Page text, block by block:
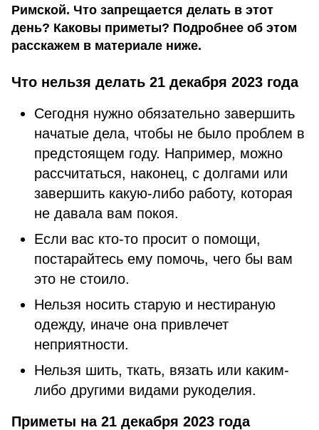
Римской. Что запрещается делать в этот
день? Каковы приметы? Подробнее об этом
расскажем в материале ниже.
Что нельзя делать 21 декабря 2023 года
Сегодня нужно обязательно завершить
начатые дела, чтобы не было проблем в
предстоящем году. Например, можно
рассчитаться, наконец, с долгами или
завершить какую-либо работу, которая
не давала вам покоя.
Если вас кто-то просит о помощи,
постарайтесь ему помочь, чего бы вам
это не стоило.
Нельзя носить старую и нестираную
одежду, иначе она привлечет
неприятности.
Нельзя шить, ткать, вязать или каким-
либо другими видами рукоделия.
Приметы на 21 декабря 2023 года